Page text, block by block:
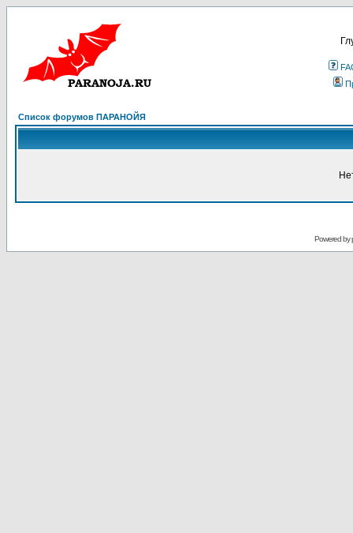
Список форумов ПАРАНОЙЯ
Powered by